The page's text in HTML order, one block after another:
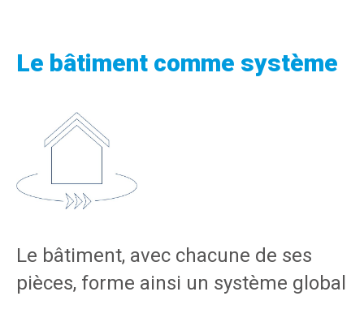
Le bâtiment comme système
Le bâtiment, avec chacune de ses
pièces, forme ainsi un système global